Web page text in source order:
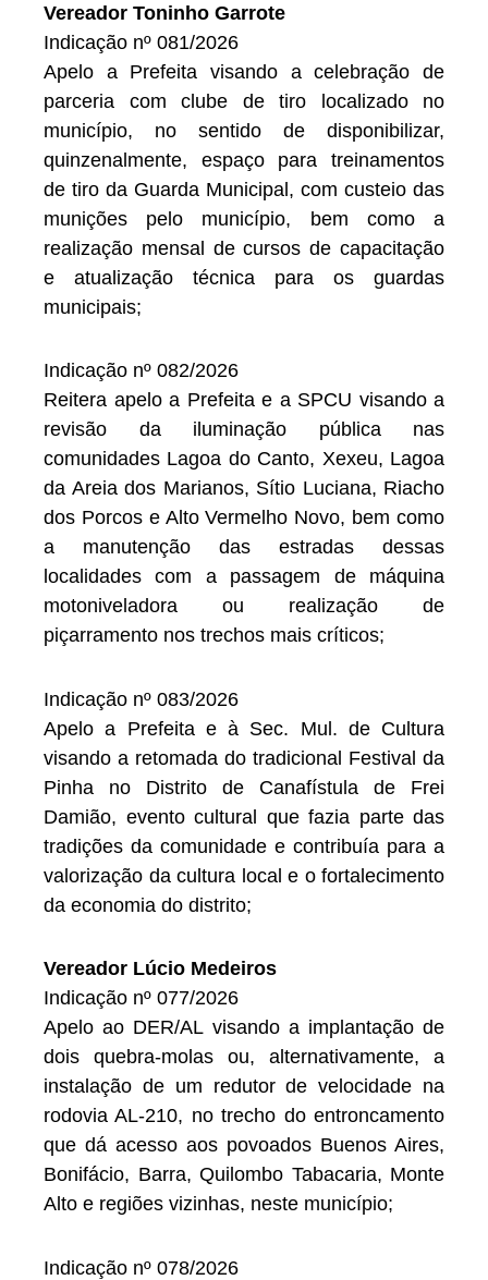
Vereador Toninho Garrote
Indicação nº 081/2026
Apelo a Prefeita visando a celebração de
parceria com clube de tiro localizado no
município, no sentido de disponibilizar,
quinzenalmente, espaço para treinamentos
de tiro da Guarda Municipal, com custeio das
munições pelo município, bem como a
realização mensal de cursos de capacitação
e atualização técnica para os guardas
municipais;
Indicação nº 082/2026
Reitera apelo a Prefeita e a SPCU visando a
revisão da iluminação pública nas
comunidades Lagoa do Canto, Xexeu, Lagoa
da Areia dos Marianos, Sítio Luciana, Riacho
dos Porcos e Alto Vermelho Novo, bem como
a manutenção das estradas dessas
localidades com a passagem de máquina
motoniveladora ou realização de
piçarramento nos trechos mais críticos;
Indicação nº 083/2026
Apelo a Prefeita e à Sec. Mul. de Cultura
visando a retomada do tradicional Festival da
Pinha no Distrito de Canafístula de Frei
Damião, evento cultural que fazia parte das
tradições da comunidade e contribuía para a
valorização da cultura local e o fortalecimento
da economia do distrito;
Vereador Lúcio Medeiros
Indicação nº 077/2026
Apelo ao DER/AL visando a implantação de
dois quebra-molas ou, alternativamente, a
instalação de um redutor de velocidade na
rodovia AL-210, no trecho do entroncamento
que dá acesso aos povoados Buenos Aires,
Bonifácio, Barra, Quilombo Tabacaria, Monte
Alto e regiões vizinhas, neste município;
Indicação nº 078/2026